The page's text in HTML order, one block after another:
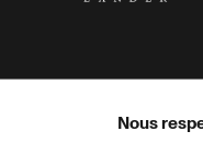
Nous